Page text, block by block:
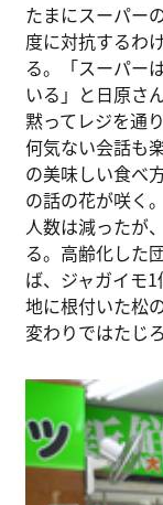
たまにスーパー
度に対抗するわ
る。「スーパー
いる」と日原さ
黙ってレジを通
何気ない会話も
の美味しい食べ
の話の花が咲く
人数は減ったが
る。高齢化した
ば、ジャガイモ
地に根付いた松
変わりではたじ